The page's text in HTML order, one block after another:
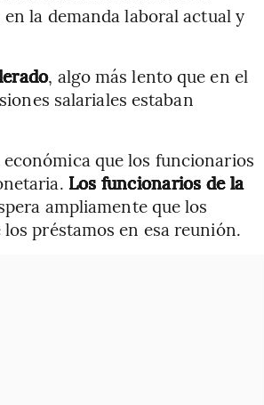
la demanda laboral actual y
, algo más lento que en el
salariales estaban
que los funcionarios
Los funcionarios de la
ampliamente que los
préstamos en esa reunión.